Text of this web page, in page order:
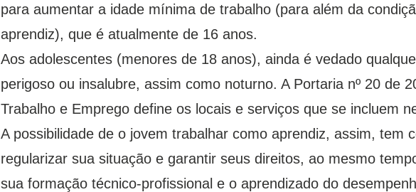
para aumentar a idade mínima de trabalho (para além da
aprendiz), que é atualmente de 16 anos.
Aos adolescentes (menores de 18 anos), ainda é vedado
perigoso ou insalubre, assim como noturno. A Portaria nº 20 de
Trabalho e Emprego define os locais e serviços que se incluem
A possibilidade de o jovem trabalhar como aprendiz, assim, tem
regularizar sua situação e garantir seus direitos, ao mesmo
sua formação técnico-profissional e o aprendizado do